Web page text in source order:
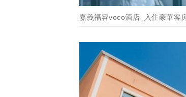
嘉義福容voco酒店_入住豪華客